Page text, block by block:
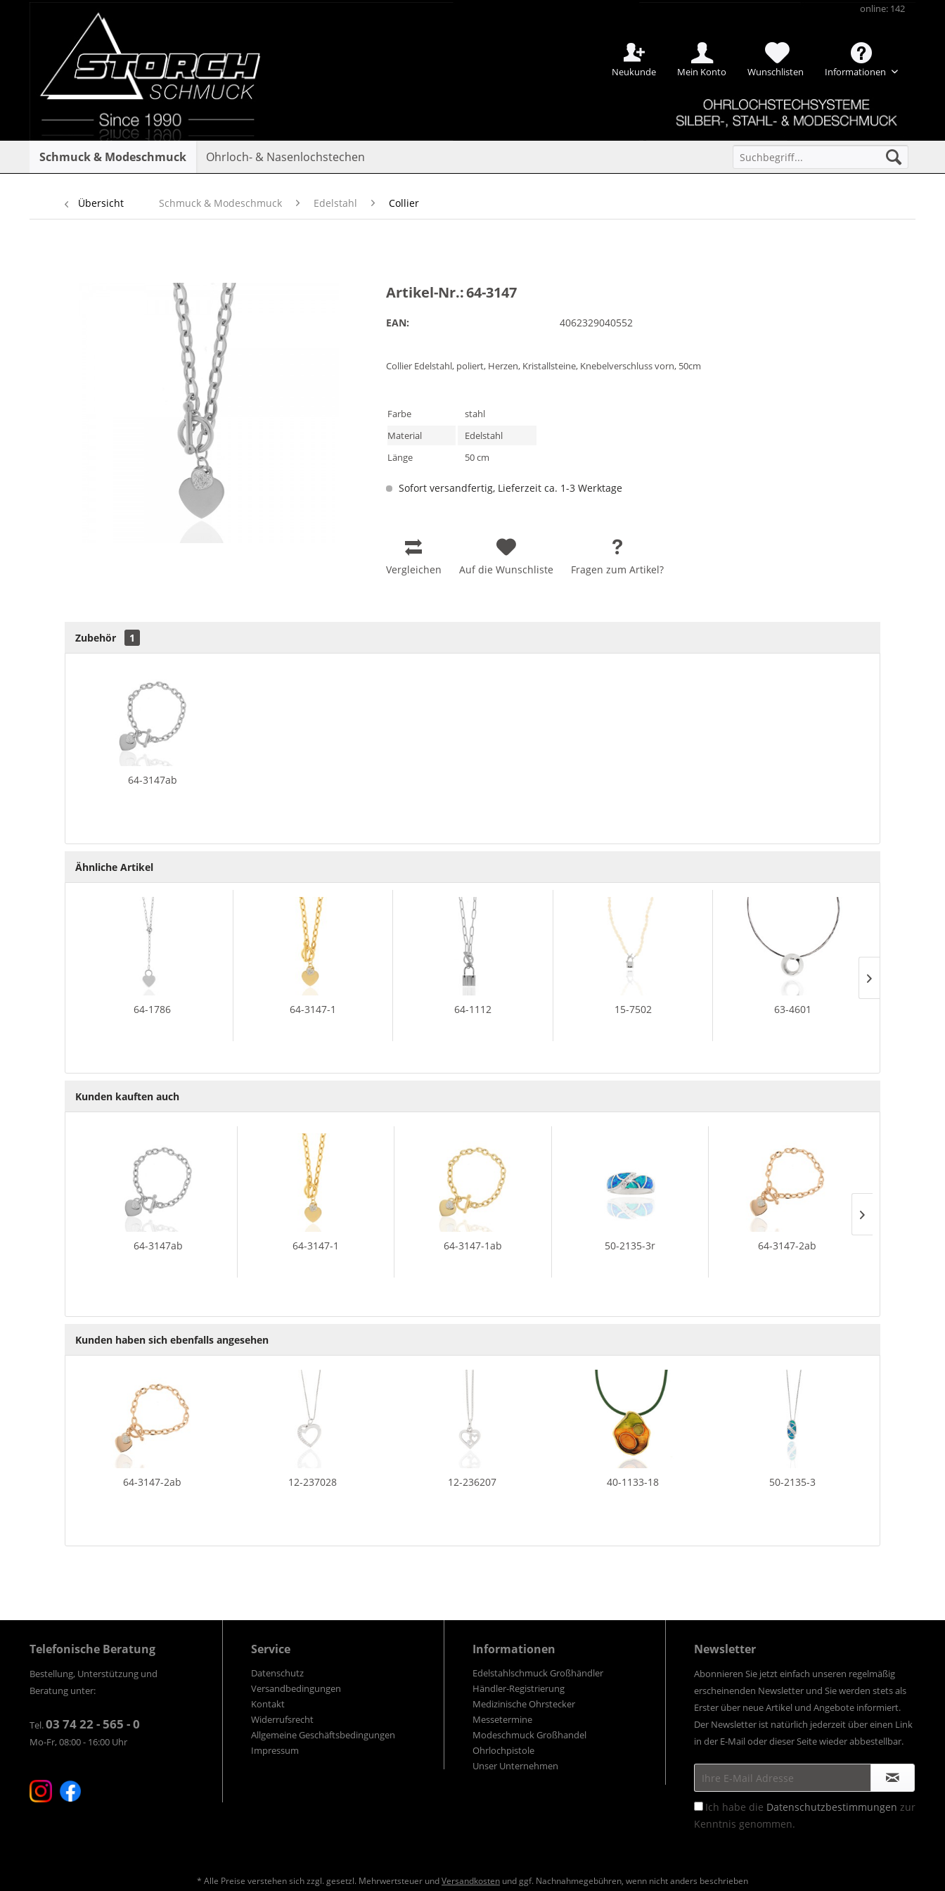
Neukunde Mein Konto Wunschlisten Informationen
online: 142
Schmuck & Modeschmuck Ohrloch- & Nasenlochstechen
Übersicht Schmuck & Modeschmuck Edelstahl Collier
Artikel-Nr.:64-3147
EAN: 4062329040552
Collier Edelstahl, poliert, Herzen, Kristallsteine, Knebelverschluss vorn, 50cm
Farbe
stahl
Material
Edelstahl
Länge
50 cm
Sofort versandfertig, Lieferzeit ca. 1-3 Werktage
Vergleichen Auf die Wunschliste Fragen zum Artikel?
Zubehör 1
64-3147ab
Ähnliche Artikel
64-1786 64-3147-1 64-1112 15-7502 63-4601
Kunden kauften auch
64-3147ab 64-3147-1 64-3147-1ab 50-2135-3r 64-3147-2ab
Kunden haben sich ebenfalls angesehen
64-3147-2ab 12-237028 12-236207 40-1133-18 50-2135-3
Telefonische Beratung
Bestellung, Unterstützung und
Beratung unter:
Tel.03 74 22 - 565 - 0
Mo-Fr, 08:00 - 16:00 Uhr
Service
Datenschutz
Versandbedingungen
Kontakt
Widerrufsrecht
Allgemeine Geschäftsbedingungen
Impressum
Informationen
Edelstahlschmuck Großhändler
Händler-Registrierung
Medizinische Ohrstecker
Messetermine
Modeschmuck Großhandel
Ohrlochpistole
Unser Unternehmen
Newsletter
Abonnieren Sie jetzt einfach unseren regelmäßig
erscheinenden Newsletter und Sie werden stets als
Erster über neue Artikel und Angebote informiert.
Der Newsletter ist natürlich jederzeit über einen Link
in der E-Mail oder dieser Seite wieder abbestellbar.
Ich habe die Datenschutzbestimmungen zur
Kenntnis genommen.
* Alle Preise verstehen sich zzgl. gesetzl. Mehrwertsteuer undVersandkosten und ggf. Nachnahmegebühren, wenn nicht anders beschrieben